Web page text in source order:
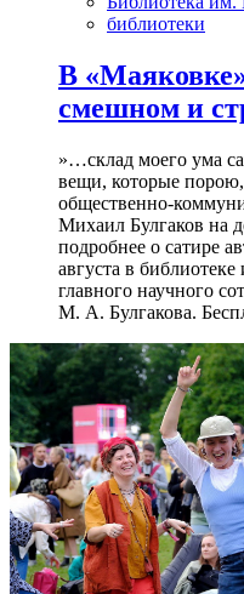
библиотеки
В
смешном и
»…склад моего ума
вещи, которые
общественно-
Михаил Булгаков на
подробнее о сатире
августа в
главного научного
М. А. Булгакова.